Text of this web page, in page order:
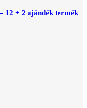
12 + 2 ajándék termék